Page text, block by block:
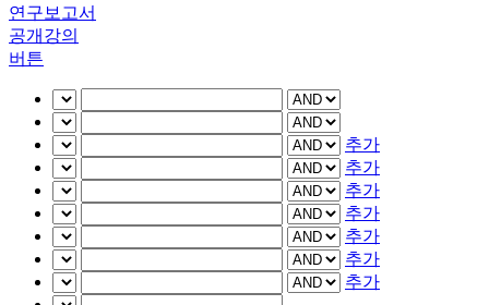
연구보고서
공개강의
버튼
추가
추가
추가
추가
추가
추가
추가